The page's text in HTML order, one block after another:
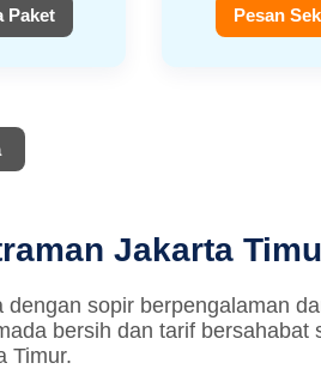
Paket Pesan
Jakarta
dengan sopir berpengalaman
bersih dan tarif bersahabat
Timur.